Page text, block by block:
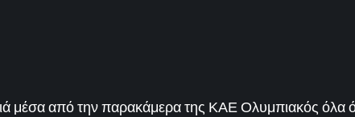
μέσα από την παρακάμερα της ΚΑΕ Ολυμπιακός όλα